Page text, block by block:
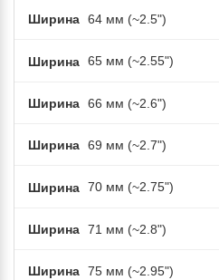
Ширина 64 мм (~2.5")
Ширина 65 мм (~2.55")
Ширина 66 мм (~2.6")
Ширина 69 мм (~2.7")
Ширина 70 мм (~2.75")
Ширина 71 мм (~2.8")
Ширина 75 мм (~2.95")